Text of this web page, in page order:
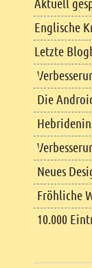
Aktuell
Englische
Letzte
Die
Neues
Fröhliche
10.000